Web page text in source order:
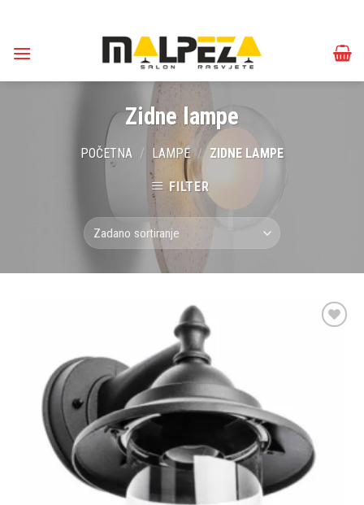
content
Zidne lampe
POČETNA / LAMPE / ZIDNE LAMPE
FILTER